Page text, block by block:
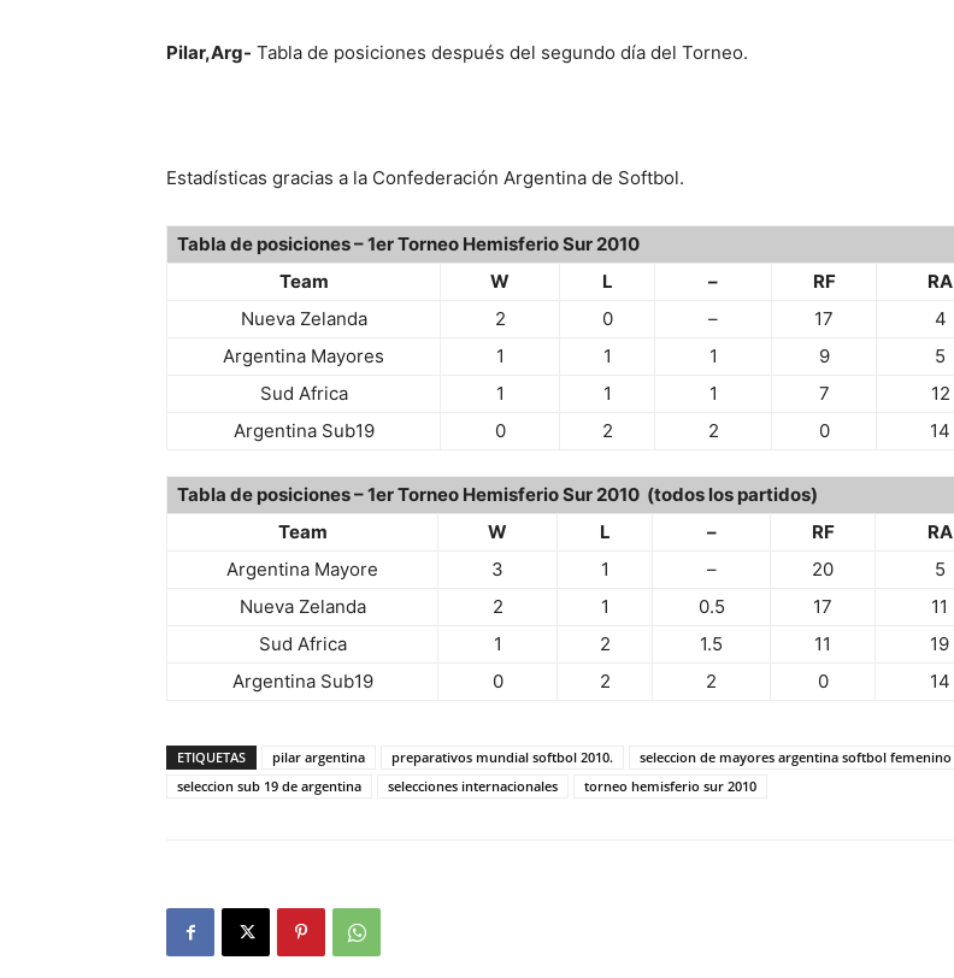
Pilar,Arg- Tabla de posiciones después del segundo día del Torneo.
Estadísticas gracias a la Confederación Argentina de Softbol.
Tabla de posiciones – 1er Torneo Hemisferio Sur 2010
Team
W L – RF
RA
Nueva Zelanda
2 0 – 17
4
Argentina Mayores
1 1 1 9
5
Sud Africa
1 1 1 7
12
Argentina Sub19
0 2 2 0 14
Tabla de posiciones – 1er Torneo Hemisferio Sur 2010 (todos los partidos)
Team
W L – RF
RA
Argentina Mayore
3 1 – 20
5
Nueva Zelanda
2 1 0.5 17
11
Sud Africa
1 2 1.5 11
19
Argentina Sub19
0 2 2 0 14
ETIQUETAS pilar argentina preparativos mundial softbol 2010.
seleccion de mayores argentina softbol femenino
seleccion sub 19 de argentina
selecciones internacionales torneo hemisferio sur 2010